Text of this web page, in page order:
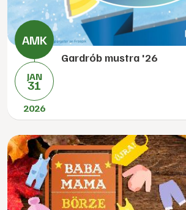
JAN
31
2026
Gardrób mustra '26